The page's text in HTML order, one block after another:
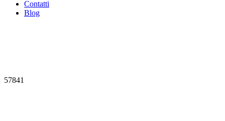
Contatti
Blog
57841